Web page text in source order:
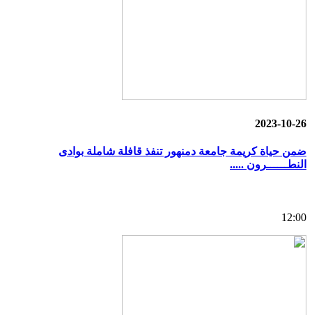
2023-10-26
ضمن حياة كريمة جامعة دمنهور تنفذ قافلة شاملة بوادى
النطــــــرون .....
12:00